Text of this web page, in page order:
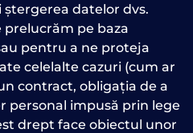
datelor dvs.
prelucrăm pe baza
pentru a ne proteja
celelalte cazuri (cum ar
contract, obligația de a
personal impusă prin lege
drept face obiectul unor